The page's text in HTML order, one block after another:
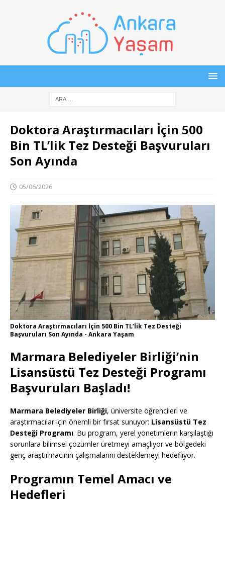
Doktora Araştırmacıları İçin 500
Bin TL’lik Tez Desteği Başvuruları
Son Ayında
05/06/2026
Doktora Araştırmacıları İçin 500 Bin TL’lik Tez Desteği
Başvuruları Son Ayında - Ankara Yaşam
Marmara Belediyeler Birliği’nin
Lisansüstü Tez Desteği Programı
Başvuruları Başladı!
Marmara Belediyeler Birliği, üniversite öğrencileri ve
araştırmacılar için önemli bir fırsat sunuyor: Lisansüstü Tez
Desteği Programı. Bu program, yerel yönetimlerin karşılaştığı
sorunlara bilimsel çözümler üretmeyi amaçlıyor ve bölgedeki
genç araştırmacının çalışmalarını desteklemeyi hedefliyor.
Programın Temel Amacı ve
Hedefleri